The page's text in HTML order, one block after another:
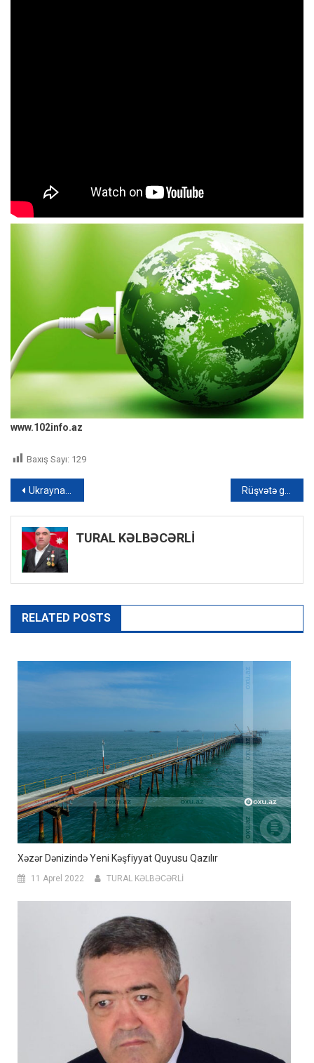
www.102info.az
Baxış Sayı: 129
Yazı
naviqasiyası
Ukraynalı 12 uşaq anası Rusiya ordusuna qarşı döyüşlərdə həlak oldu – FOTO
TURAL KƏLBƏCƏRLİ
RELATED POSTS
Xəzər Dənizində Yeni Kəşfiyyat Quyusu Qazılır
11 Aprel 2022 TURAL KƏLBƏCƏRLİ